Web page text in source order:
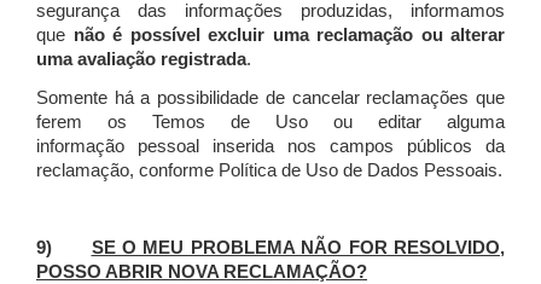
segurança das informações produzidas, informamos
que não é possível excluir uma reclamação ou alterar
uma avaliação registrada.
Somente há a possibilidade de cancelar reclamações que
ferem os Temos de Uso ou editar alguma
informação pessoal inserida nos campos públicos da
reclamação, conforme Política de Uso de Dados Pessoais.
9) SE O MEU PROBLEMA NÃO FOR RESOLVIDO,
POSSO ABRIR NOVA RECLAMAÇÃO?